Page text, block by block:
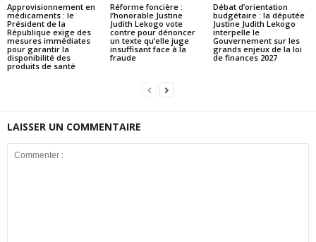
Approvisionnement en
médicaments : le
Président de la
République exige des
mesures immédiates
pour garantir la
disponibilité des
produits de santé
Réforme foncière :
l’honorable Justine
Judith Lekogo vote
contre pour dénoncer
un texte qu’elle juge
insuffisant face à la
fraude
Débat d’orientation
budgétaire : la députée
Justine Judith Lekogo
interpelle le
Gouvernement sur les
grands enjeux de la loi
de finances 2027
LAISSER UN COMMENTAIRE